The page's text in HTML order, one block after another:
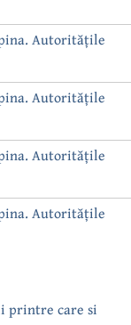
Autoritățile
Autoritățile
Autoritățile
Autoritățile
printre care si